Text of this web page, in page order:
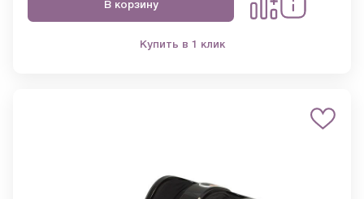
В корзину
Купить в 1 клик